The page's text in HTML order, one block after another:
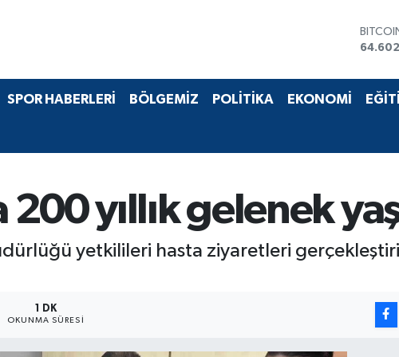
EURO
13.768
SPOR HABERLERİ BÖLGEMİZ POLİTİKA EKONOMİ
yıllık gelenek
yetkilileri hasta ziyaretleri
1 DK
OKUNMA SÜRESI